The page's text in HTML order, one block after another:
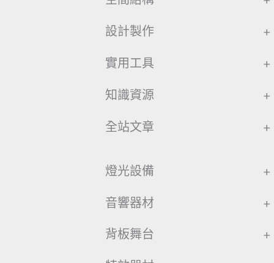
設計製作 +
實用工具 +
知識資源 +
全站文章 +
燈光設備 +
音響器材 +
背板舞台 +